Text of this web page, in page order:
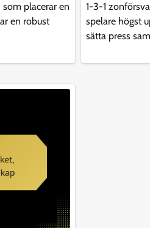
placerar en
en robust
1-3-1
spelare högst
sätta press